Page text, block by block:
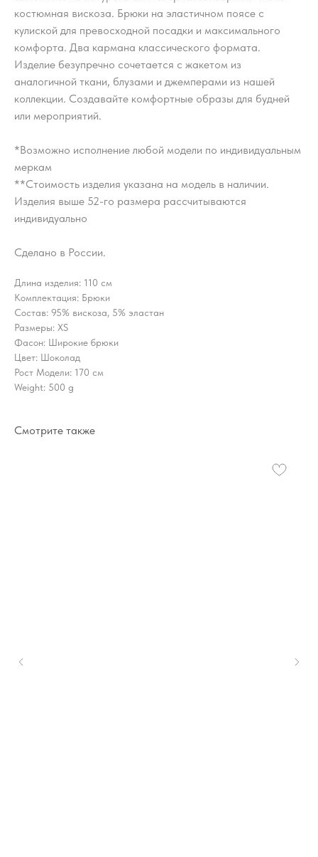
костюмная вискоза. Брюки на эластичном поясе с
кулиской для превосходной посадки и максимального
комфорта. Два кармана классического формата.
Изделие безупречно сочетается с жакетом из
аналогичной ткани, блузами и джемперами из нашей
коллекции. Создавайте комфортные образы для будней
или мероприятий.
*Возможно исполнение любой модели по индивидуальным
меркам
**Стоимость изделия указана на модель в наличии.
Изделия выше 52-го размера рассчитываются
индивидуально
Сделано в России.
Длина изделия: 110 см
Комплектация: Брюки
Состав: 95% вискоза, 5% эластан
Размеры: XS
Фасон: Широкие брюки
Цвет: Шоколад
Рост Модели: 170 см
Weight: 500 g
Смотрите также